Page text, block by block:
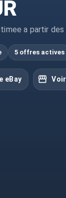
a partir
5 offres actives
eBay